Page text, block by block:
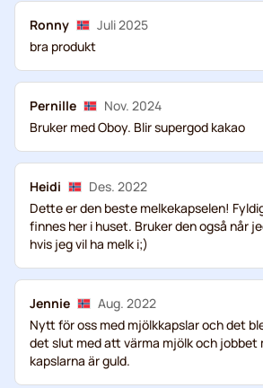
Ronny
Juli 2025
bra produkt
Pernille
Nov. 2024
Bruker med Oboy. Blir supergod kakao
Heidi
Des. 2022
Dette er den beste melkekapselen!
finnes her i huset. Bruker den også når
hvis jeg vil ha melk i;)
Jennie
Aug. 2022
Nytt för oss med mjölkkapslar och det
det slut med att värma mjölk och jobbet
kapslarna är guld.